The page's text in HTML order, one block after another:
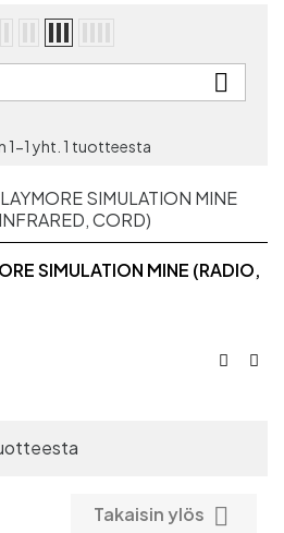

1-1 yht. 1 tuotteesta
SIMULATION MINE (RADIO,
 
Takaisin ylös 